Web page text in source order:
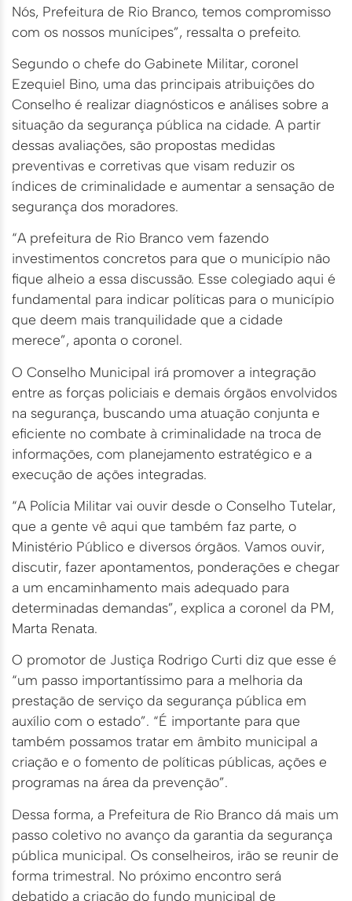
Nós, Prefeitura de Rio Branco, temos compromisso
com os nossos munícipes”, ressalta o prefeito.
Segundo o chefe do Gabinete Militar, coronel
Ezequiel Bino, uma das principais atribuições do
Conselho é realizar diagnósticos e análises sobre a
situação da segurança pública na cidade. A partir
dessas avaliações, são propostas medidas
preventivas e corretivas que visam reduzir os
índices de criminalidade e aumentar a sensação de
segurança dos moradores.
“A prefeitura de Rio Branco vem fazendo
investimentos concretos para que o município não
fique alheio a essa discussão. Esse colegiado aqui é
fundamental para indicar políticas para o município
que deem mais tranquilidade que a cidade
merece”, aponta o coronel.
O Conselho Municipal irá promover a integração
entre as forças policiais e demais órgãos envolvidos
na segurança, buscando uma atuação conjunta e
eficiente no combate à criminalidade na troca de
informações, com planejamento estratégico e a
execução de ações integradas.
“A Polícia Militar vai ouvir desde o Conselho Tutelar,
que a gente vê aqui que também faz parte, o
Ministério Público e diversos órgãos. Vamos ouvir,
discutir, fazer apontamentos, ponderações e chegar
a um encaminhamento mais adequado para
determinadas demandas”, explica a coronel da PM,
Marta Renata.
O promotor de Justiça Rodrigo Curti diz que esse é
“um passo importantíssimo para a melhoria da
prestação de serviço da segurança pública em
auxílio com o estado”. “É importante para que
também possamos tratar em âmbito municipal a
criação e o fomento de políticas públicas, ações e
programas na área da prevenção”.
Dessa forma, a Prefeitura de Rio Branco dá mais um
passo coletivo no avanço da garantia da segurança
pública municipal. Os conselheiros, irão se reunir de
forma trimestral. No próximo encontro será
debatido a criação do fundo municipal de